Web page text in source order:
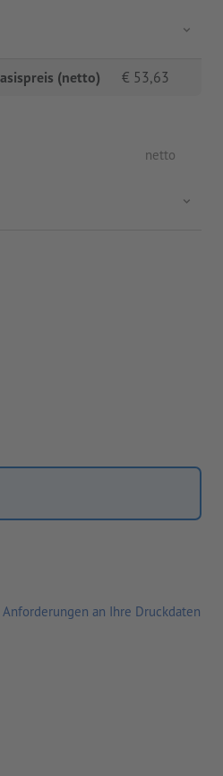
(netto) € 53,63
netto
Anforderungen an Ihre Druckdaten